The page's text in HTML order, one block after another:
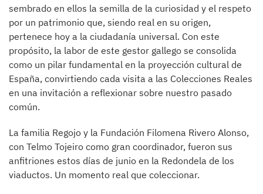
sembrado en ellos la semilla de la curiosidad y el respeto
por un patrimonio que, siendo real en su origen,
pertenece hoy a la ciudadanía universal. Con este
propósito, la labor de este gestor gallego se consolida
como un pilar fundamental en la proyección cultural de
España, convirtiendo cada visita a las Colecciones Reales
en una invitación a reflexionar sobre nuestro pasado
común.
La familia Regojo y la Fundación Filomena Rivero Alonso,
con Telmo Tojeiro como gran coordinador, fueron sus
anfitriones estos días de junio en la Redondela de los
viaductos. Un momento real que coleccionar.